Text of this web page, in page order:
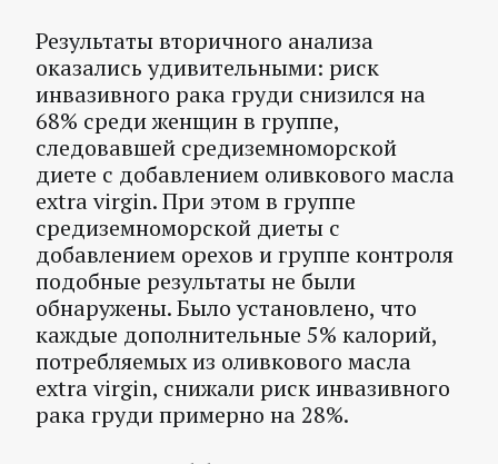
Результаты вторичного анализа
оказались удивительными: риск
инвазивного рака груди снизился на
68% среди женщин в группе,
следовавшей средиземноморской
диете с добавлением оливкового масла
extra virgin. При этом в группе
средиземноморской диеты с
добавлением орехов и группе контроля
подобные результаты не были
обнаружены. Было установлено, что
каждые дополнительные 5% калорий,
потребляемых из оливкового масла
extra virgin, снижали риск инвазивного
рака груди примерно на 28%.